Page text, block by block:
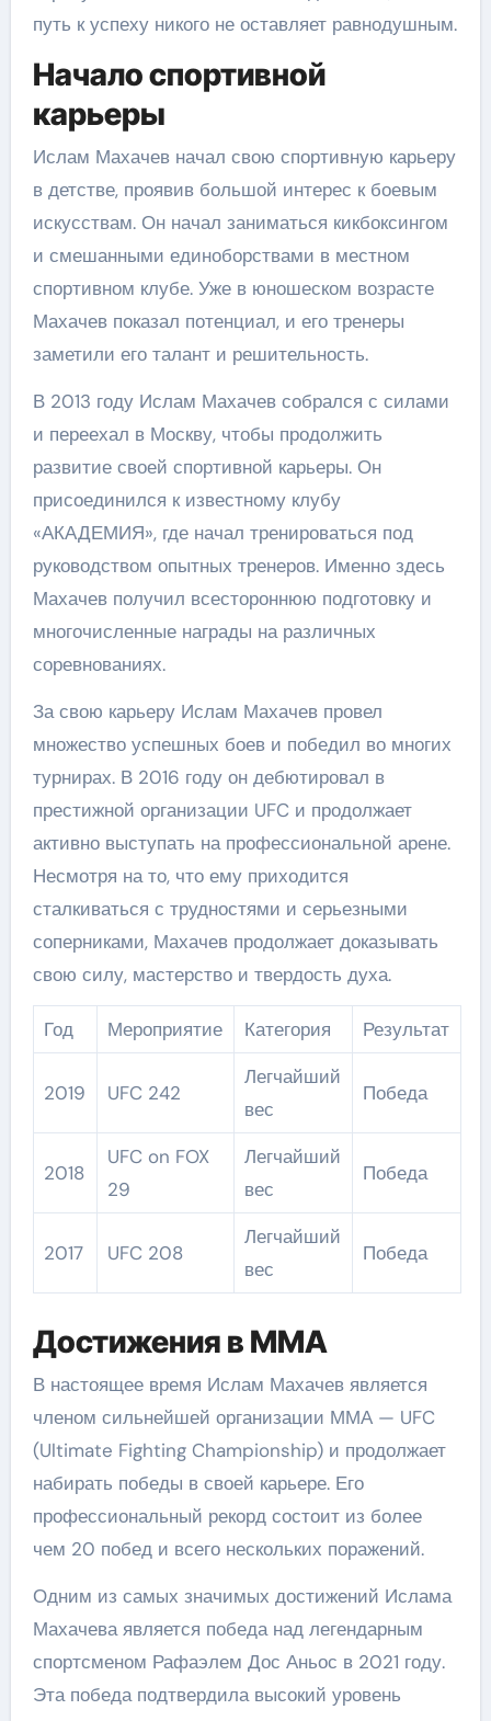
путь к успеху никого не оставляет равнодушным.
Начало спортивной
карьеры
Ислам Махачев начал свою спортивную карьеру
в детстве, проявив большой интерес к боевым
искусствам. Он начал заниматься кикбоксингом
и смешанными единоборствами в местном
спортивном клубе. Уже в юношеском возрасте
Махачев показал потенциал, и его тренеры
заметили его талант и решительность.
В 2013 году Ислам Махачев собрался с силами
и переехал в Москву, чтобы продолжить
развитие своей спортивной карьеры. Он
присоединился к известному клубу
«АКАДЕМИЯ», где начал тренироваться под
руководством опытных тренеров. Именно здесь
Махачев получил всестороннюю подготовку и
многочисленные награды на различных
соревнованиях.
За свою карьеру Ислам Махачев провел
множество успешных боев и победил во многих
турнирах. В 2016 году он дебютировал в
престижной организации UFC и продолжает
активно выступать на профессиональной арене.
Несмотря на то, что ему приходится
сталкиваться с трудностями и серьезными
соперниками, Махачев продолжает доказывать
свою силу, мастерство и твердость духа.
Год Мероприятие Категория Результат
2019 UFC 242
Легчайший
вес
Победа
2018
UFC on FOX
29
Легчайший
вес
Победа
2017 UFC 208
Легчайший
вес
Победа
Достижения в ММА
В настоящее время Ислам Махачев является
членом сильнейшей организации ММА — UFC
(Ultimate Fighting Championship) и продолжает
набирать победы в своей карьере. Его
профессиональный рекорд состоит из более
чем 20 побед и всего нескольких поражений.
Одним из самых значимых достижений Ислама
Махачева является победа над легендарным
спортсменом Рафаэлем Дос Аньос в 2021 году.
Эта победа подтвердила высокий уровень